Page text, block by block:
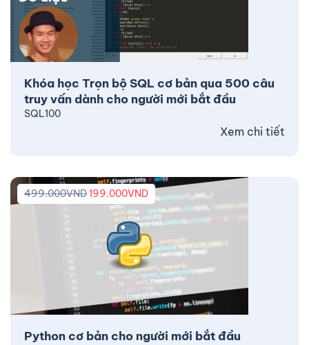
Khóa học Trọn bộ SQL cơ bản qua 500 câu
truy vấn dành cho người mới bắt đầu
SQL100
Xem chi tiết
Python cơ bản cho người mới bắt đầu
499.000VND199.000VND